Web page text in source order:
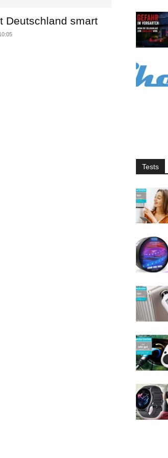
Deutschland smart
Tests